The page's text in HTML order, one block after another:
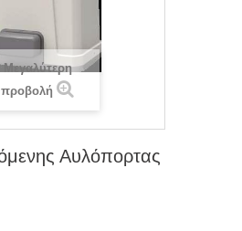
Μεγαλύτερη
προβολή
Αυλόπορτας